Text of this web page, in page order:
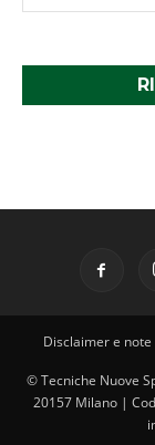
Disclaimer e note
© Tecniche Nuove
20157 Milano |